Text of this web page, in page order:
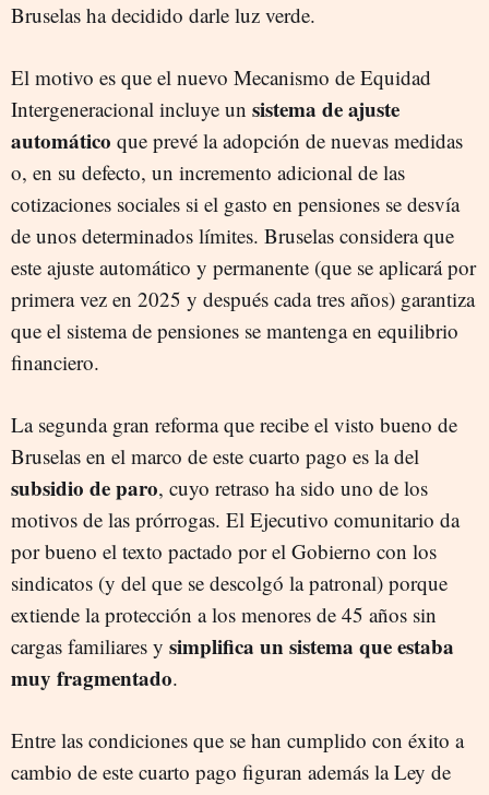
Bruselas ha decidido darle luz verde.
El motivo es que el nuevo Mecanismo de Equidad
Intergeneracional incluye un sistema de ajuste
automático que prevé la adopción de nuevas medidas
o, en su defecto, un incremento adicional de las
cotizaciones sociales si el gasto en pensiones se desvía
de unos determinados límites. Bruselas considera que
este ajuste automático y permanente (que se aplicará por
primera vez en 2025 y después cada tres años) garantiza
que el sistema de pensiones se mantenga en equilibrio
financiero.
La segunda gran reforma que recibe el visto bueno de
Bruselas en el marco de este cuarto pago es la del
subsidio de paro, cuyo retraso ha sido uno de los
motivos de las prórrogas. El Ejecutivo comunitario da
por bueno el texto pactado por el Gobierno con los
sindicatos (y del que se descolgó la patronal) porque
extiende la protección a los menores de 45 años sin
cargas familiares y simplifica un sistema que estaba
muy fragmentado.
Entre las condiciones que se han cumplido con éxito a
cambio de este cuarto pago figuran además la Ley de